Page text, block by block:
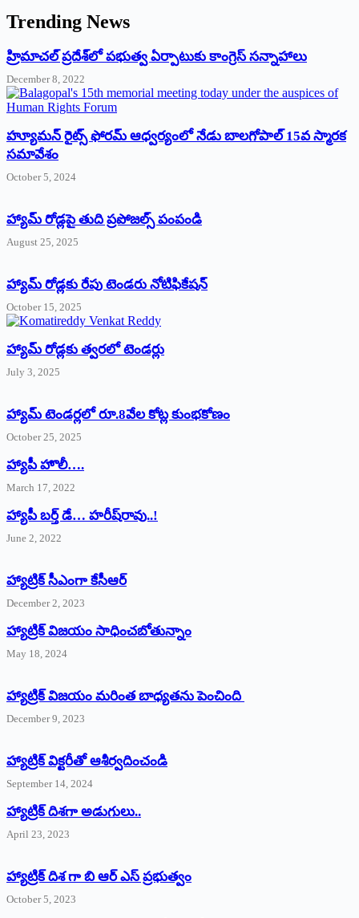
Trending News
‌హ్రిమాచల్‌ ‌ప్రదేశ్‌లో పభుత్వ ఏర్పాటుకు కాంగ్రెస్‌ ‌సన్నాహాలు
December 8, 2022
హ్యూమన్‌ రైట్స్‌ ఫోరమ్‌ ఆధ్వర్యంలో నేడు బాలగోపాల్‌ 15వ స్మారక
సమావేశం
October 5, 2024
హ్యామ్‌ రోడ్లపై తుది ప్రపోజల్స్‌ పంపండి
August 25, 2025
హ్యామ్‌ రోడ్లకు రేపు టెండరు నోటిఫికేషన్‌
October 15, 2025
హ్యామ్‌ రోడ్లకు త్వరలో టెండర్లు
July 3, 2025
హ్యామ్‌ ‌టెండర్లలో రూ.8వేల కోట్ల కుంభకోణం
October 25, 2025
హ్యాపీ హొలీ….
March 17, 2022
హ్యాపీ బర్త్ ‌డే… హరీష్‌రావు..!
June 2, 2022
హ్యాట్రిక్‌ ‌సీఎంగా కేసీఆర్‌
December 2, 2023
హ్యాట్రిక్‌ విజయం సాధించబోతున్నాం
May 18, 2024
హ్యాట్రిక్ విజయం మరింత బాధ్యతను పెంచింది
December 9, 2023
హ్యాట్రిక్‌ ‌విక్టరీతో ఆశీర్వదించండి
September 14, 2024
‌హ్యాట్రిక్‌ ‌దిశగా అడుగులు..
April 23, 2023
హ్యాట్రిక్ దిశ గా బి ఆర్ ఎస్ ప్రభుత్వం
October 5, 2023